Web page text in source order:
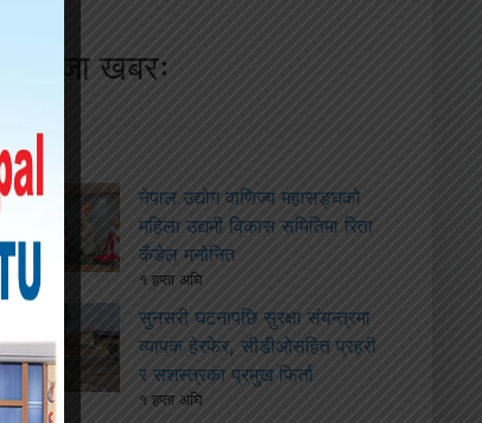
ताजा खबरः
नेपाल उद्योग वाणिज्य महासङ्घको
महिला उद्यमी विकास समितिमा रिता
कँडेल मनोनित
१ हप्ता अघि
सुनसरी घटनापछि सुरक्षा संयन्त्रमा
व्यापक हेरफेर, सीडीओसहित प्रहरी
र सशस्त्रका प्रमुख फिर्ता
१ हप्ता अघि